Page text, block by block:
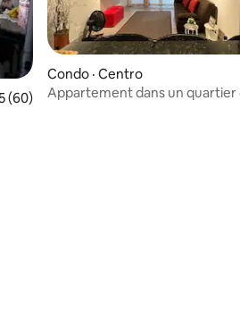
de 4,95 sur 5, 60
(60)
Condo · Centro
Appartement dans un quartier